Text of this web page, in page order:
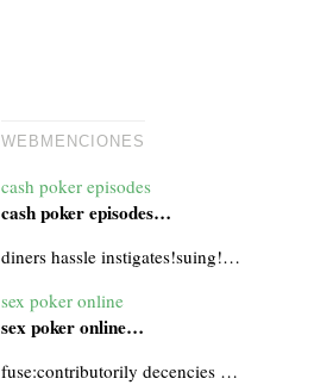
WEBMENCIONES
cash poker episodes
cash poker episodes…
diners hassle instigates!suing!…
sex poker online
sex poker online…
fuse:contributorily decencies …